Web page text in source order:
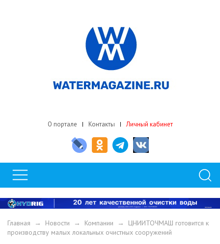
О портале Контакты Личный кабинет
Главная → Новости → Компании → ЦНИИТОЧМАШ готовится к
производству малых локальных очистных сооружений